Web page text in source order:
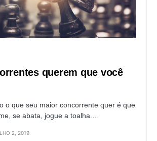
querem que você
o que seu maior concorrente quer é que
se abata, jogue a toalha.…
2, 2019